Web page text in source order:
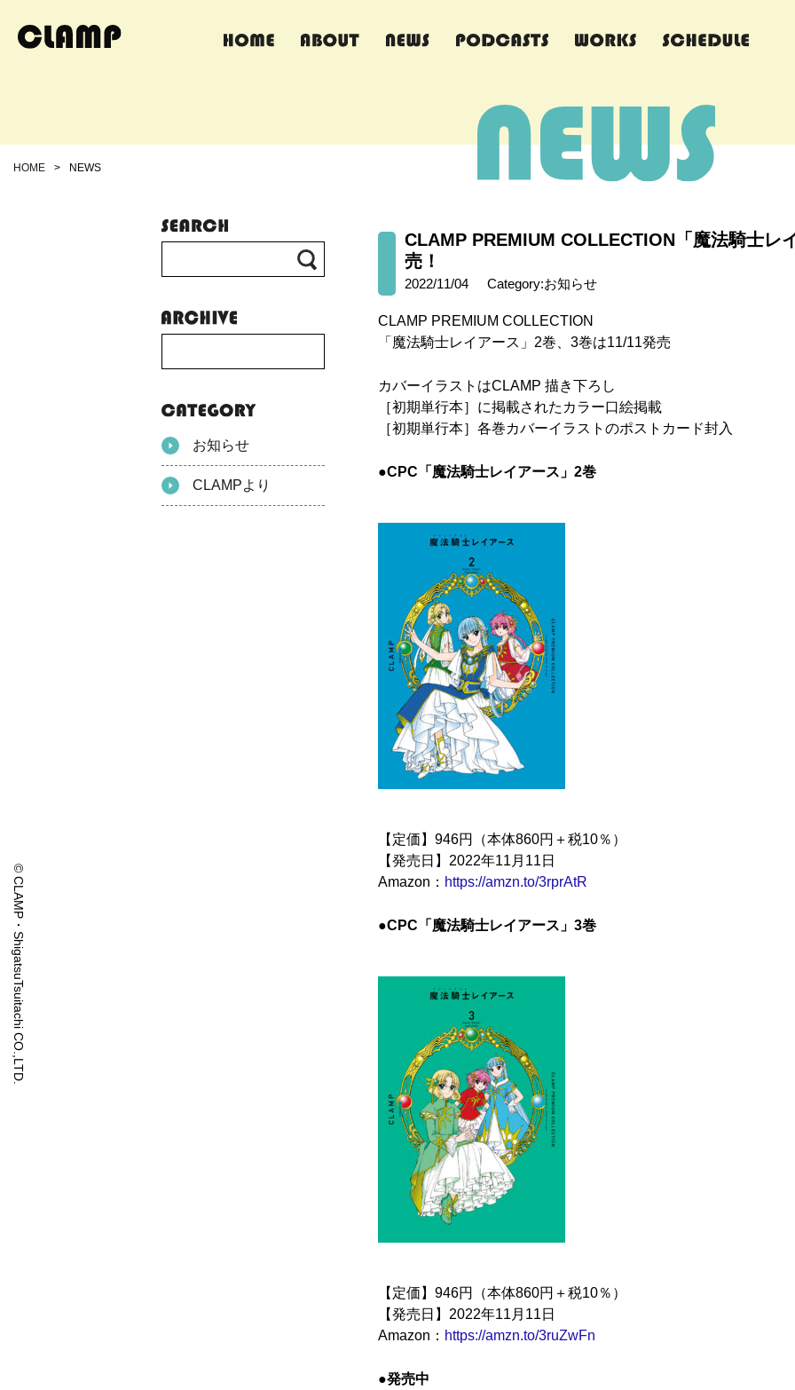
HOME > NEWS
© CLAMP・ShigatsuTsuitachi CO.,LTD.
CLAMP PREMIUM COLLECTION「魔法騎士レ
売！
2022/11/04 Category:お知らせ
CLAMP PREMIUM COLLECTION
「魔法騎士レイアース」2巻、3巻は11/11発売
カバーイラストはCLAMP 描き下ろし
［初期単行本］に掲載されたカラー口絵掲載
［初期単行本］各巻カバーイラストのポストカード封入
●CPC「魔法騎士レイアース」2巻
【定価】946円（本体860円＋税10％）
【発売日】2022年11月11日
Amazon： https://amzn.to/3rprAtR
●CPC「魔法騎士レイアース」3巻
【定価】946円（本体860円＋税10％）
【発売日】2022年11月11日
Amazon： https://amzn.to/3ruZwFn
●発売中
お知らせ
CLAMPより